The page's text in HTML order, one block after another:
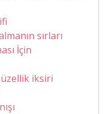
sırları
İçin
iksiri